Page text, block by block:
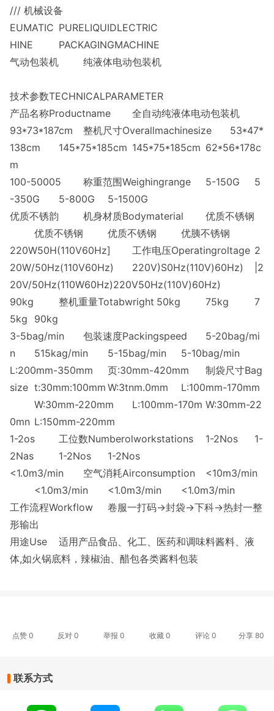
/// 机械设备
EUMATIC PURELIQUIDLECTRIC
HINE
PACKAGINGMACHINE
气动包装机
纯液体电动包装机
技术参数TECHNICALPARAMETER
产品名称Productname
全自动纯液体电动包装机
93*73*187cm
整机尺寸Overallmachinesize
53*47*
138cm
145*75*185cm 145*75*185cm 62*56*178c
m
100-50005
称重范围Weighingrange 5-150G
5
-350G
5-800G
5-1500G
优质不锈韵
机身材质Bodymaterial
优质不锈钢
优质不锈钢
优质不锈钢
优胰不锈钢
220W50H(110V60Hz]
工作电压Operatingroltage 2
20W/50Hz(110V60Hz)
220V)S0Hz(110V)60Hz)
|2
20V/50Hz(110W60Hz)220V50Hz(110V)60Hz)
90kg
整机重量Totabwright 50kg 75kg
7
5kg
90kg
3-5bag/min
包装速度Packingspeed
5-20bag/mi
n
515kag/min 5-15bag/min
5-10bag/min
L:200mm-350mm
页:30mm-420mm
制袋尺寸Bag
size t:30mm:100mm W:3tnm.0mm
L:100mm-170mm
W:30mm-220mm
L:100mm-170m W:30mm-22
0mn L:150mm-220mm
1-2os
工位数Numberolworkstations 1-2Nos
1-
2Nas
1-2Nos
1-2Nos
<1.0m3/min
空气消耗Airconsumption
<10m3/min
<1.0m3/min
<1.0m3/min
<1.0m3/min
工作流程Workflow
卷服一打码→封袋→下科→热封一整
形输出
用途Use
适用产品食品、化工、医药和调味料酱料、液
体,如火锅底料，辣椒油、醋包各类酱料包装
点赞 0 反对0 举报 0 收藏 0 评论 0 分享 80
联系方式